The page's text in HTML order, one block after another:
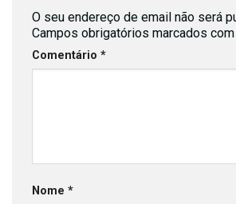
O seu endereço de email não será
Campos obrigatórios marcados com
Comentário *
Nome *